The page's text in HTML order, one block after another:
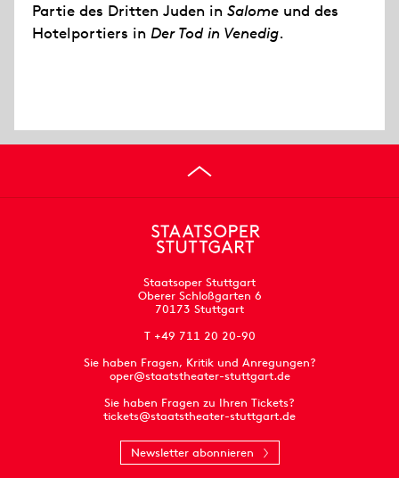
Partie des Dritten Juden in Salome und des
Hotelportiers in Der Tod in Venedig.
Staatsoper Stuttgart
Oberer Schloßgarten 6
70173 Stuttgart
T +49 711 20 20-90
Sie haben Fragen, Kritik und Anregungen?
oper@staatstheater-stuttgart.de
Sie haben Fragen zu Ihren Tickets?
tickets@staatstheater-stuttgart.de
Newsletter abonnieren